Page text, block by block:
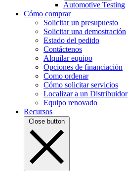
Automotive Testing
Cómo comprar
Solicitar un presupuesto
Solicitar una demostración
Estado del pedido
Contáctenos
Alquilar equipo
Opciones de financiación
Como ordenar
Cómo solicitar servicios
Localizar a un Distribuidor
Equipo renovado
Recursos
Close button